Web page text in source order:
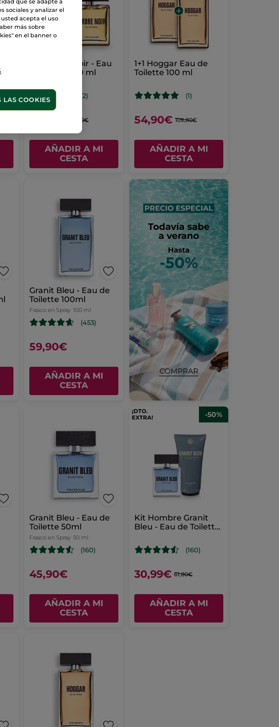
1+1 Ambre Noir - Eau
de Toilette 50 ml
(2)
91,80€
AÑADIR A MI
CESTA
1+1 Hoggar Eau de
Toilette 100 ml
(1)
54,90€ 109,80€
AÑADIR A MI
CESTA
Granit Bleu - Eau de
Toilette 100ml
Frasco en Spray 100 ml
(453)
59,90€
AÑADIR A MI
CESTA
Granit Bleu - Eau de
Toilette 50ml
Frasco en Spray 50 ml
(160)
45,90€
AÑADIR A MI
CESTA
-50%
Kit Hombre Granit
Bleu - Eau de Toilette
(160)
30,99€ 61,80€
AÑADIR A MI
CESTA
que se adapte a
sociales y analizar el
acepta el uso
más sobre
en el banner o
LAS COOKIES